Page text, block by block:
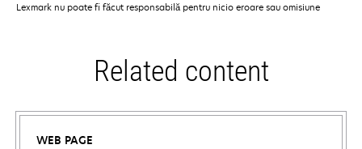
Lexmark nu poate fi făcut responsabilă pentru nicio eroare sau omisiune
Related content
WEB PAGE